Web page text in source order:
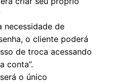
necessidade de
o cliente poderá
de troca acessando
conta”.
o único